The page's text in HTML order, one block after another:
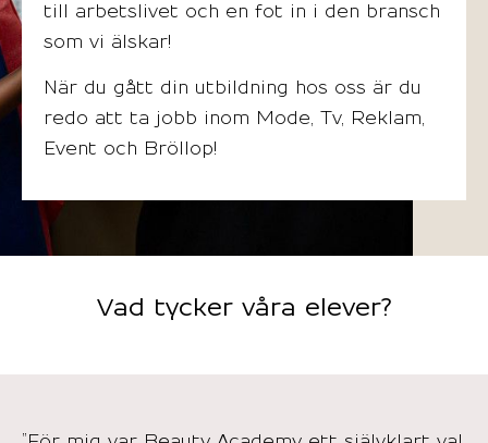
till arbetslivet och en fot in i den bransch
som vi älskar!
När du gått din utbildning hos oss är du
redo att ta jobb inom Mode, Tv, Reklam,
Event och Bröllop!
Vad tycker våra elever?